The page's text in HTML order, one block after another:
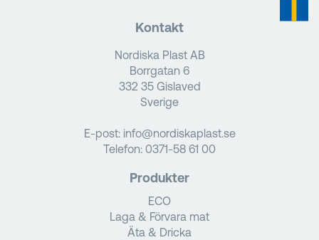
Kontakt
Nordiska Plast AB
Borrgatan 6
332 35 Gislaved
Sverige
E-post: info@nordiskaplast.se
Telefon: 0371-58 61 00
Produkter
ECO
Laga & Förvara mat
Äta & Dricka